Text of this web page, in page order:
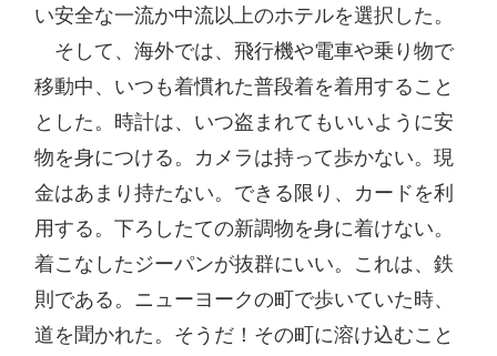
い安全な一流か中流以上のホテルを選択した。
そして、海外では、飛行機や電車や乗り物で
移動中、いつも着慣れた普段着を着用すること
とした。時計は、いつ盗まれてもいいように安
物を身につける。カメラは持って歩かない。現
金はあまり持たない。できる限り、カードを利
用する。下ろしたての新調物を身に着けない。
着こなしたジーパンが抜群にいい。これは、鉄
則である。ニューヨークの町で歩いていた時、
道を聞かれた。そうだ！その町に溶け込むこと